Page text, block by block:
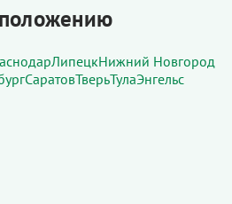
ЛипецкНижний Новгород
СаратовТверьТулаЭнгельс